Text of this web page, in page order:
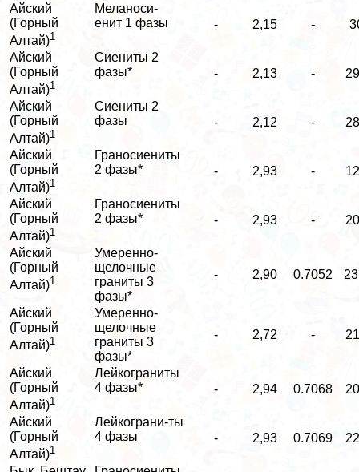
Айский
(Горный
Алтай)1
Меланоси-
енит 1 фазы
- 2,15 -
Айский
(Горный
Алтай)1
Сиениты 2
фазы*
- 2,13 -
Айский
(Горный
Алтай)1
Сиениты 2
фазы
- 2,12 -
Айский
(Горный
Алтай)1
Граносиениты
2 фазы*
- 2,93 -
Айский
(Горный
Алтай)1
Граносиениты
2 фазы*
- 2,93 -
Айский
(Горный
Алтай)1
Умеренно-
щелочные
граниты 3
фазы*
- 2,90 0.7052
Айский
(Горный
Алтай)1
Умеренно-
щелочные
граниты 3
фазы*
- 2,72 -
Айский
(Горный
Алтай)1
Лейкограниты
4 фазы*
- 2,94 0.7068
Айский
(Горный
Алтай)1
Лейкограни-ты
4 фазы
- 2,93 0.7069